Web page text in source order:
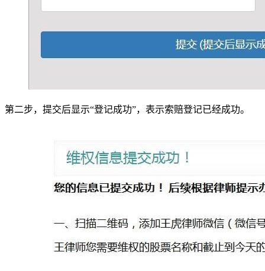
第二步，提交后显示“登记成功”，表示索赔登记已经成功。